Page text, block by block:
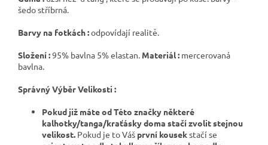
šedo stříbrná.
Barvy na fotkách :odpovídají realitě.
Složení :95% bavlna 5% elastan. Materiál : mercerovaná
bavlna.
Správný Výběr Velikosti :
Pokud již máte od Této značky některé
kalhotky/tanga/kraťásky doma stačí zvolit stejnou
velikost. Pokud je to Váš první kousekstačí se